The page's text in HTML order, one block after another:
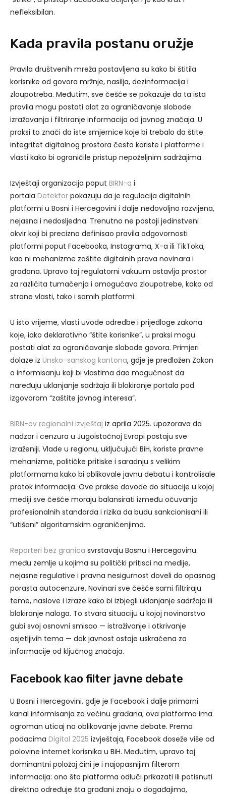
nefleksibilan.
Kada pravila postanu oružje
Pravila društvenih mreža postavljena su kako bi štitila
korisnike od govora mržnje, nasilja, dezinformacija i
zloupotreba. Međutim, sve češće se pokazuje da ta ista
pravila mogu postati alat za ograničavanje slobode
izražavanja i filtriranje informacija od javnog značaja. U
praksi to znači da iste smjernice koje bi trebalo da štite
integritet digitalnog prostora često koriste i platforme i
vlasti kako bi ograničile pristup nepoželjnim sadržajima.
Izvještaji organizacija poput BIRN-a i
portala Detektor pokazuju da je regulacija digitalnih
platformi u Bosni i Hercegovini i dalje nedovoljno razvijena,
nejasna i nedosljedna. Trenutno ne postoji jedinstveni
okvir koji bi precizno definisao pravila odgovornosti
platformi poput Facebooka, Instagrama, X-a ili TikToka,
kao ni mehanizme zaštite digitalnih prava novinara i
građana. Upravo taj regulatorni vakuum ostavlja prostor
za različita tumačenja i omogućava zloupotrebe, kako od
strane vlasti, tako i samih platformi.
U isto vrijeme, vlasti uvode odredbe i prijedloge zakona
koje, iako deklarativno “štite korisnike”, u praksi mogu
postati alat za ograničavanje slobode govora. Primjeri
dolaze iz Unsko-sanskog kantona, gdje je predložen Zakon
o informisanju koji bi vlastima dao mogućnost da
naređuju uklanjanje sadržaja ili blokiranje portala pod
izgovorom “zaštite javnog interesa”.
BIRN-ov regionalni izvještaj iz aprila 2025. upozorava da
nadzor i cenzura u Jugoistočnoj Evropi postaju sve
izraženiji. Vlade u regionu, uključujući BiH, koriste pravne
mehanizme, političke pritiske i saradnju s velikim
platformama kako bi oblikovale javnu debatu i kontrolisale
protok informacija. Ove prakse dovode do situacije u kojoj
mediji sve češće moraju balansirati između očuvanja
profesionalnih standarda i rizika da budu sankcionisani ili
“utišani” algoritamskim ograničenjima.
Reporteri bez granica svrstavaju Bosnu i Hercegovinu
među zemlje u kojima su politički pritisci na medije,
nejasne regulative i pravna nesigurnost doveli do opasnog
porasta autocenzure. Novinari sve češće sami filtriraju
teme, naslove i izraze kako bi izbjegli uklanjanje sadržaja ili
blokiranje naloga. To stvara situaciju u kojoj novinarstvo
gubi svoj osnovni smisao — istraživanje i otkrivanje
osjetljivih tema — dok javnost ostaje uskraćena za
informacije od ključnog značaja.
Facebook kao filter javne debate
U Bosni i Hercegovini, gdje je Facebook i dalje primarni
kanal informisanja za većinu građana, ova platforma ima
ogroman uticaj na oblikovanje javne debate. Prema
podacima Digital 2025 izvještaja, Facebook doseže više od
polovine internet korisnika u BiH. Međutim, upravo taj
dominantni položaj čini je i najopasnijim filterom
informacija: ono što platforma odluči prikazati ili potisnuti
direktno određuje šta građani znaju o događajima,